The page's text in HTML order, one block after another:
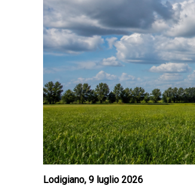
Lodigiano, 9 luglio 2026